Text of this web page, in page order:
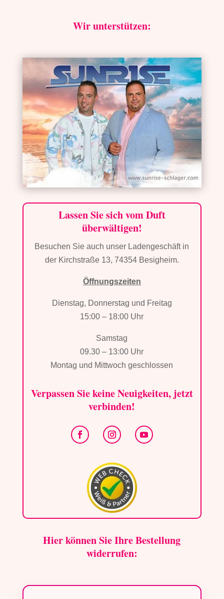
Wir unterstützen:
Lassen Sie sich vom Duft
überwältigen!
Besuchen Sie auch unser Ladengeschäft in
der Kirchstraße 13, 74354 Besigheim.
Öffnungszeiten
Dienstag, Donnerstag und Freitag
15:00 – 18:00 Uhr
Samstag
09.30 – 13:00 Uhr
Montag und Mittwoch geschlossen
Verpassen Sie keine Neuigkeiten, jetzt
verbinden!
Hier können Sie Ihre Bestellung
widerrufen: